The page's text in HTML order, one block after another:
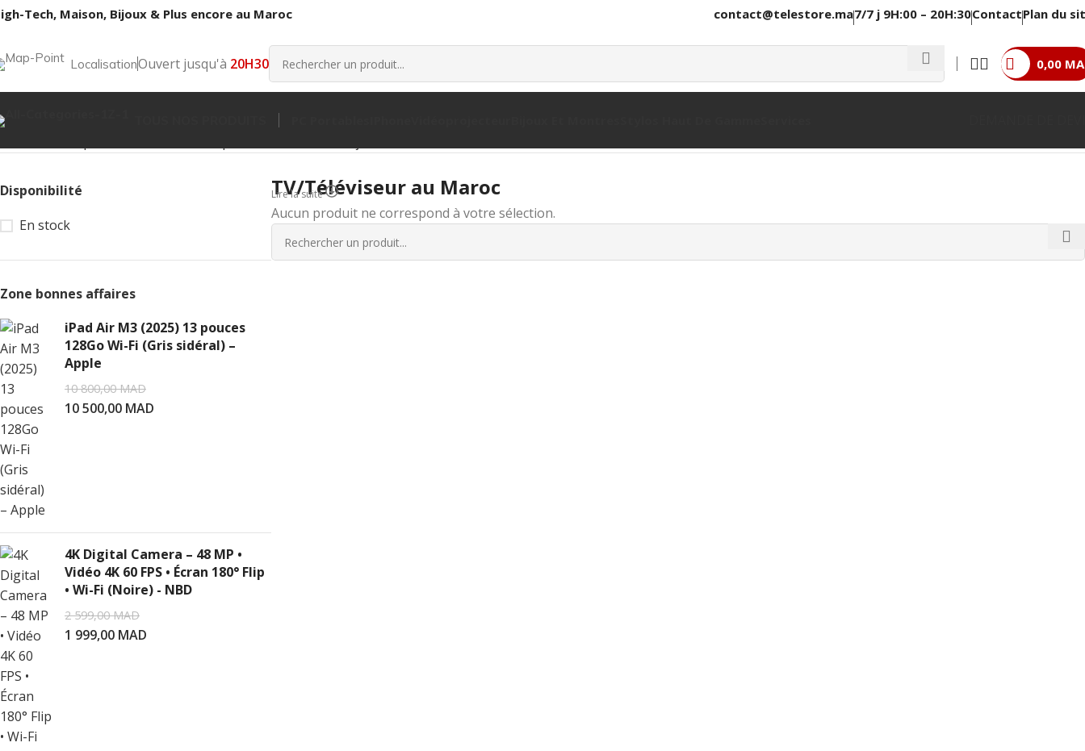
Tech, Maison, Bijoux & Plus encore au Maroc contact@telestore.ma7/7 j 9H:00 – 20H:30ContactPlan du
LocalisationOuvert jusqu'à 20H30 0,00
Disponibilité
En stock
Zone bonnes affaires
iPad Air M3 (2025) 13 pouces
128Go Wi-Fi (Gris sidéral) –
Apple
10 800,00MAD
10 500,00 MAD
4K Digital Camera – 48 MP •
Vidéo 4K 60 FPS • Écran 180° Flip
• Wi-Fi (Noire) - NBD
2 599,00MAD
1 999,00 MAD
TV/Téléviseur au Maroc
Lire la suite
Aucun produit ne correspond à votre sélection.